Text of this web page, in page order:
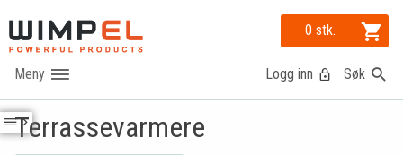
Søk
0 stk.
Logg inn
Terrassevarmere